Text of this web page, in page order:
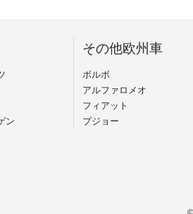
ン
その他欧州車
ボルボ
アルファロメオ
フィアット
プジョー